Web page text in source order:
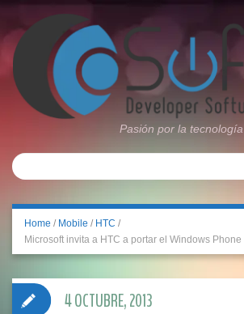
Pasión por la tecnología
Home / Mobile / HTC /
Microsoft invita a HTC a portar el Windows Phone
4 OCTUBRE, 2013